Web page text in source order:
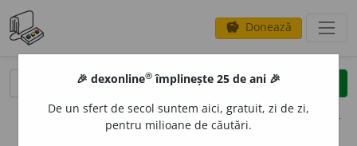
savings Donează
clear
opțiuni
🎉 dexonline® împlinește 25 de ani 🎉
De un sfert de secol suntem aici, gratuit, zi de zi,
pentru milioane de căutări.